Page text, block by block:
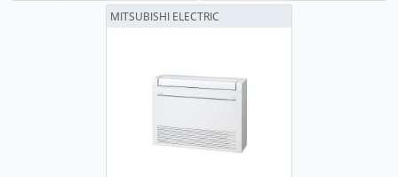
MITSUBISHI ELECTRIC